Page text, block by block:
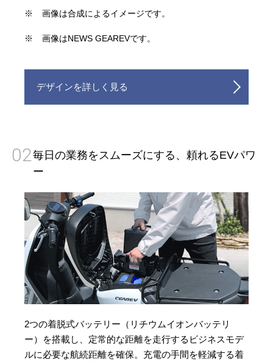
※ 画像は合成によるイメージです。
※ 画像はNEWS GEAREVです。
デザインを詳しく見る
02毎日の業務をスムーズにする、頼れるEVパワ
ー
2つの着脱式バッテリー（リチウムイオンバッテリ
ー）を搭載し、定常的な距離を走行するビジネスモデ
ルに必要な航続距離を確保。充電の手間を軽減する着